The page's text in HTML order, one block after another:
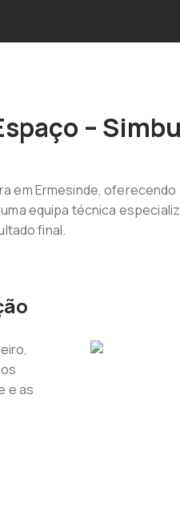
–
em Ermesinde,
equipa técnica
final.
e as